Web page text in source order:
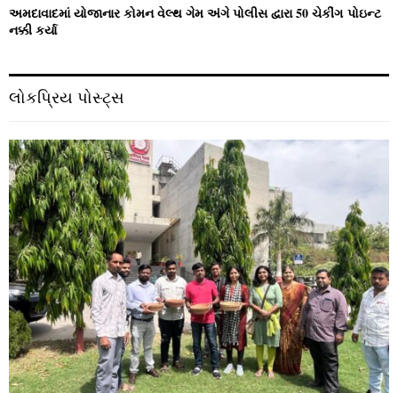
અમદાવાદમાં યોજાનાર કોમન વેલ્‍થ ગેમ અંગે પોલીસ દ્વારા 50 ચેકીંગ પોઇન્‍ટ
નક્કી કર્યા
લોકપ્રિય પોસ્ટ્સ